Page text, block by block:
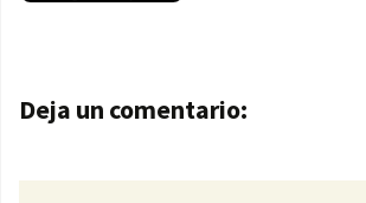
Navegación de
Deja un comentario: